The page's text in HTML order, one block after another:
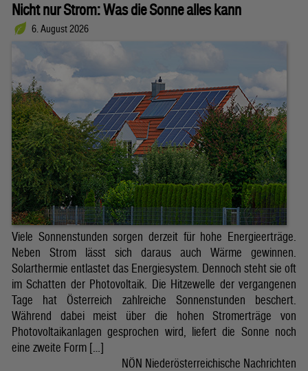
Nicht nur Strom: Was die Sonne alles kann
6. August 2026
Viele Sonnenstunden sorgen derzeit für hohe Energieerträge.
Neben Strom lässt sich daraus auch Wärme gewinnen.
Solarthermie entlastet das Energiesystem. Dennoch steht sie oft
im Schatten der Photovoltaik. Die Hitzewelle der vergangenen
Tage hat Österreich zahlreiche Sonnenstunden beschert.
Während dabei meist über die hohen Stromerträge von
Photovoltaikanlagen gesprochen wird, liefert die Sonne noch
eine zweite Form […]
NÖN Niederösterreichische Nachrichten